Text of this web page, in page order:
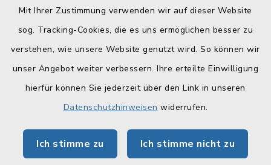
Mit Ihrer Zustimmung verwenden wir auf dieser Website
sog. Tracking-Cookies, die es uns ermöglichen besser zu
verstehen, wie unsere Website genutzt wird. So können wir
unser Angebot weiter verbessern. Ihre erteilte Einwilligung
hierfür können Sie jederzeit über den Link in unseren
Datenschutzhinweisen widerrufen.
Ich stimme zu Ich stimme nicht zu
Quicklinks
Landratsamt Lichtenfels
Geoportal Lichtenfels
BayernPortal